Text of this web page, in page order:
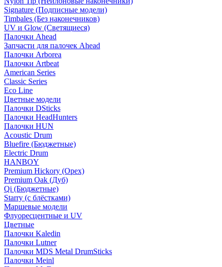
Signature (Подписные модели)
Timbales (Без наконечников)
UV и Glow (Светящиеся)
Палочки Ahead
Запчасти для палочек Ahead
Палочки Arborea
Палочки Artbeat
American Series
Classic Series
Eco Line
Цветные модели
Палочки DSticks
Палочки HeadHunters
Палочки HUN
Acoustic Drum
Bluefire (Бюджетные)
Electric Drum
HANBOY
Premium Hickory (Орех)
Premium Oak (Дуб)
Qi (Бюджетные)
Starry (с блёстками)
Маршевые модели
Флуоресцентные и UV
Цветные
Палочки Kaledin
Палочки Lutner
Палочки MDS Metal DrumSticks
Палочки Meinl